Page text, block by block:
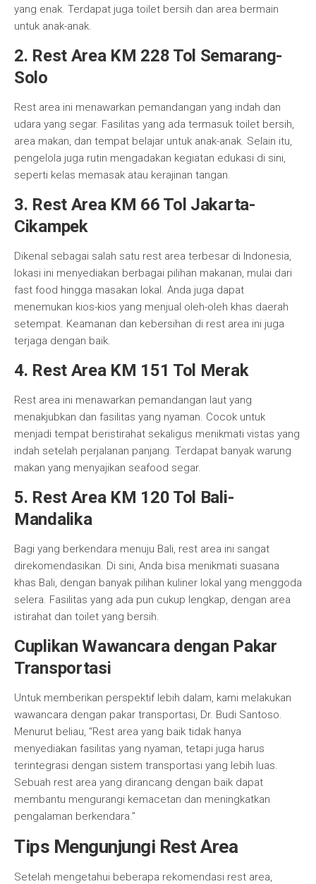
yang enak. Terdapat juga toilet bersih dan area bermain
untuk anak-anak.
2. Rest Area KM 228 Tol Semarang-
Solo
Rest area ini menawarkan pemandangan yang indah dan
udara yang segar. Fasilitas yang ada termasuk toilet bersih,
area makan, dan tempat belajar untuk anak-anak. Selain itu,
pengelola juga rutin mengadakan kegiatan edukasi di sini,
seperti kelas memasak atau kerajinan tangan.
3. Rest Area KM 66 Tol Jakarta-
Cikampek
Dikenal sebagai salah satu rest area terbesar di Indonesia,
lokasi ini menyediakan berbagai pilihan makanan, mulai dari
fast food hingga masakan lokal. Anda juga dapat
menemukan kios-kios yang menjual oleh-oleh khas daerah
setempat. Keamanan dan kebersihan di rest area ini juga
terjaga dengan baik.
4. Rest Area KM 151 Tol Merak
Rest area ini menawarkan pemandangan laut yang
menakjubkan dan fasilitas yang nyaman. Cocok untuk
menjadi tempat beristirahat sekaligus menikmati vistas yang
indah setelah perjalanan panjang. Terdapat banyak warung
makan yang menyajikan seafood segar.
5. Rest Area KM 120 Tol Bali-
Mandalika
Bagi yang berkendara menuju Bali, rest area ini sangat
direkomendasikan. Di sini, Anda bisa menikmati suasana
khas Bali, dengan banyak pilihan kuliner lokal yang menggoda
selera. Fasilitas yang ada pun cukup lengkap, dengan area
istirahat dan toilet yang bersih.
Cuplikan Wawancara dengan Pakar
Transportasi
Untuk memberikan perspektif lebih dalam, kami melakukan
wawancara dengan pakar transportasi, Dr. Budi Santoso.
Menurut beliau, “Rest area yang baik tidak hanya
menyediakan fasilitas yang nyaman, tetapi juga harus
terintegrasi dengan sistem transportasi yang lebih luas.
Sebuah rest area yang dirancang dengan baik dapat
membantu mengurangi kemacetan dan meningkatkan
pengalaman berkendara.”
Tips Mengunjungi Rest Area
Setelah mengetahui beberapa rekomendasi rest area,